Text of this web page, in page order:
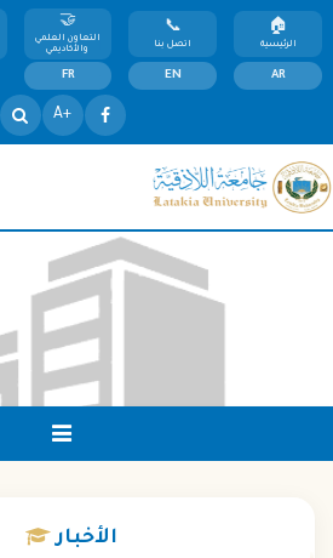
الرئيسية اتصل بنا
التعاون العلمي
والأكاديمي
AR
EN
FR
+A
الأخبار